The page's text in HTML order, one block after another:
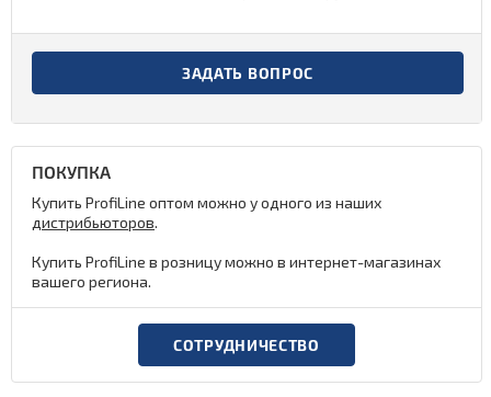
ЗАДАТЬ ВОПРОС
ПОКУПКА
Купить ProfiLine оптом можно у одного из наших
дистрибьюторов.
Купить ProfiLine в розницу можно в интернет-магазинах
вашего региона.
СОТРУДНИЧЕСТВО